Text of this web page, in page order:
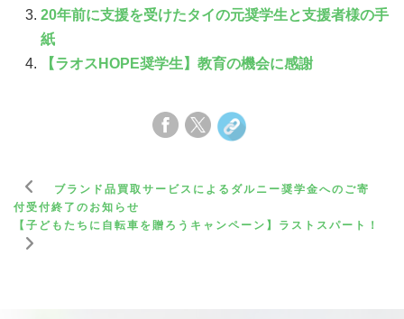
20年前に支援を受けたタイの元奨学生と支援者様の手
紙
【ラオスHOPE奨学生】教育の機会に感謝
ブランド品買取サービスによるダルニー奨学金へのご寄
付受付終了のお知らせ
【子どもたちに自転車を贈ろうキャンペーン】ラストスパート！